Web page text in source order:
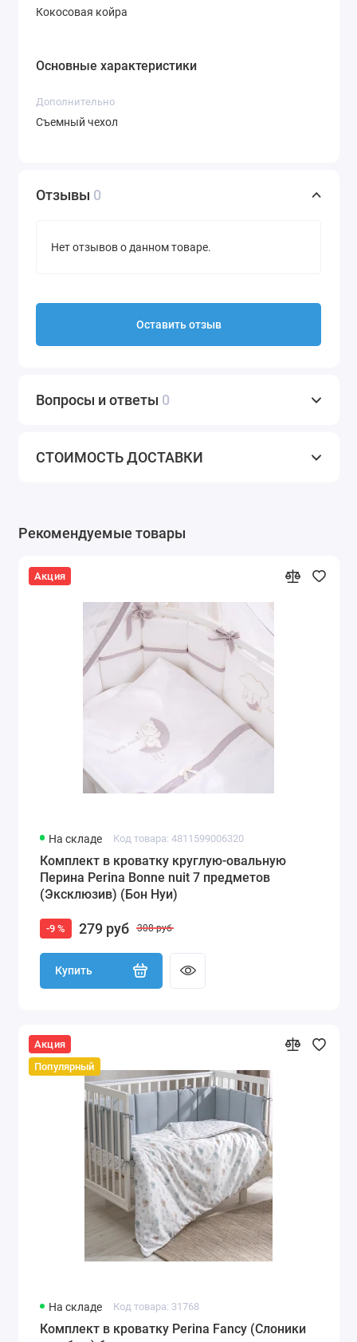
Кокосовая койра
Основные характеристики
Дополнительно
Съемный чехол
Отзывы 0
Нет отзывов о данном товаре.
Оставить отзыв
Вопросы и ответы 0
СТОИМОСТЬ ДОСТАВКИ
Рекомендуемые товары
Акция
На складе Код товара: 4811599006320
Комплект в кроватку круглую-овальную
Перина Perina Bonne nuit 7 предметов
(Эксклюзив) (Бон Нуи)
-9 % 279 руб 308 руб
Купить
Акция
Популярный
На складе Код товара: 31768
Комплект в кроватку Perina Fancy (Слоники